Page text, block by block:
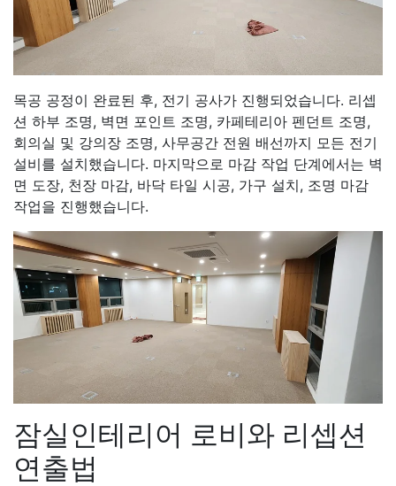
목공 공정이 완료된 후, 전기 공사가 진행되었습니다. 리셉
션 하부 조명, 벽면 포인트 조명, 카페테리아 펜던트 조명,
회의실 및 강의장 조명, 사무공간 전원 배선까지 모든 전기
설비를 설치했습니다. 마지막으로 마감 작업 단계에서는 벽
면 도장, 천장 마감, 바닥 타일 시공, 가구 설치, 조명 마감
작업을 진행했습니다.
잠실인테리어 로비와 리셉션
연출법